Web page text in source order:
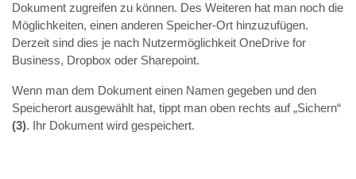
Dokument zugreifen zu können. Des Weiteren hat man noch die
Möglichkeiten, einen anderen Speicher-Ort hinzuzufügen.
Derzeit sind dies je nach Nutzermöglichkeit OneDrive for
Business, Dropbox oder Sharepoint.
Wenn man dem Dokument einen Namen gegeben und den
Speicherort ausgewählt hat, tippt man oben rechts auf „Sichern“
(3). Ihr Dokument wird gespeichert.